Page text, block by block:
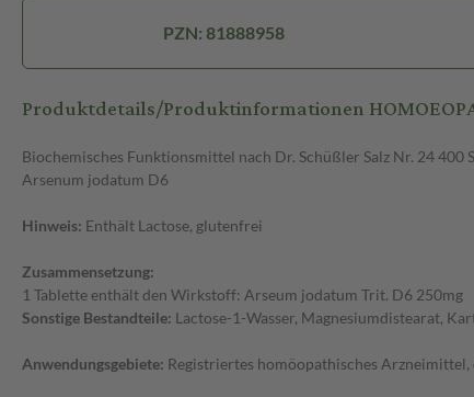
PZN: 81888958
Produktdetails/Produktinformationen
Biochemisches Funktionsmittel nach Dr. Schüßler Salz Nr. 24 400
Arsenum jodatum D6
Hinweis: Enthält Lactose, glutenfrei
Zusammensetzung:
1 Tablette enthält den Wirkstoff: Arseum jodatum Trit. D6 250mg
Sonstige Bestandteile: Lactose-1-Wasser, Magnesiumdistearat,
Anwendungsgebiete: Registriertes homöopathisches